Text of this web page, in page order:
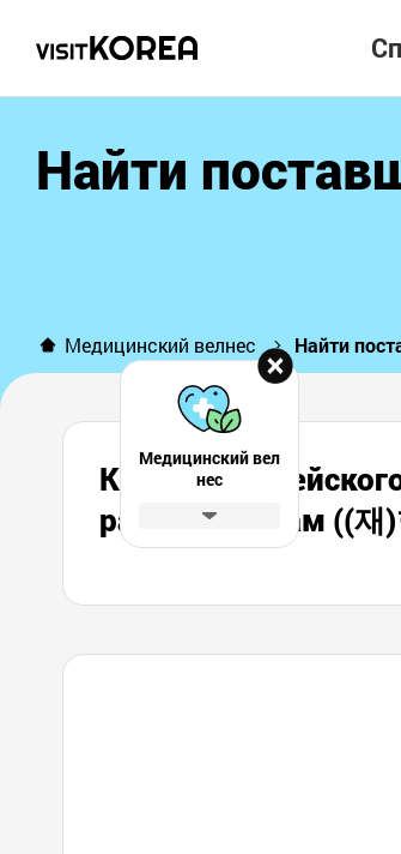
Найти
Медицинский велнес Найти
Клиника
районе Каннам ((재
Медицинский вел
нес